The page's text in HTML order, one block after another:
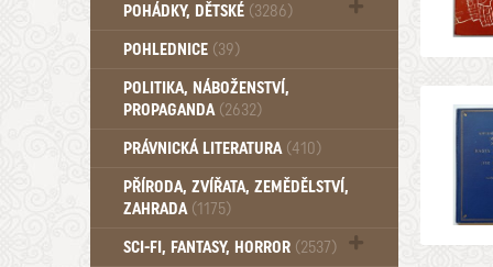
POHÁDKY, DĚTSKÉ (3286)
Pro děti a mládež (2882)
Pohádky, Dětské - Od roku 1949 (257)
POHLEDNICE (39)
POLITIKA, NÁBOŽENSTVÍ,
PROPAGANDA (2632)
PRÁVNICKÁ LITERATURA (410)
PŘÍRODA, ZVÍŘATA, ZEMĚDĚLSTVÍ,
ZAHRADA (1175)
SCI-FI, FANTASY, HORROR (2537)